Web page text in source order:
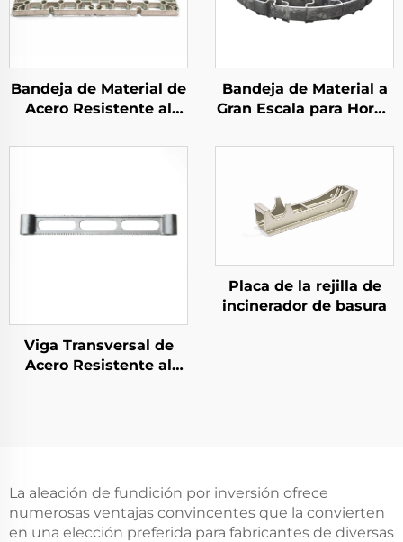
Bandeja de Material de
Acero Resistente al
Bandeja de Material a
Gran Escala para Horno
Viga Transversal de
Acero Resistente al
Placa de la rejilla de
incinerador de basura
La aleación de fundición por inversión ofrece
numerosas ventajas convincentes que la convierten
en una elección preferida para fabricantes de diversas